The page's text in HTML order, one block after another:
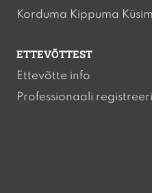
Korduma Kippuma
ETTEVÕTTEST
Ettevõtte info
Professionaali